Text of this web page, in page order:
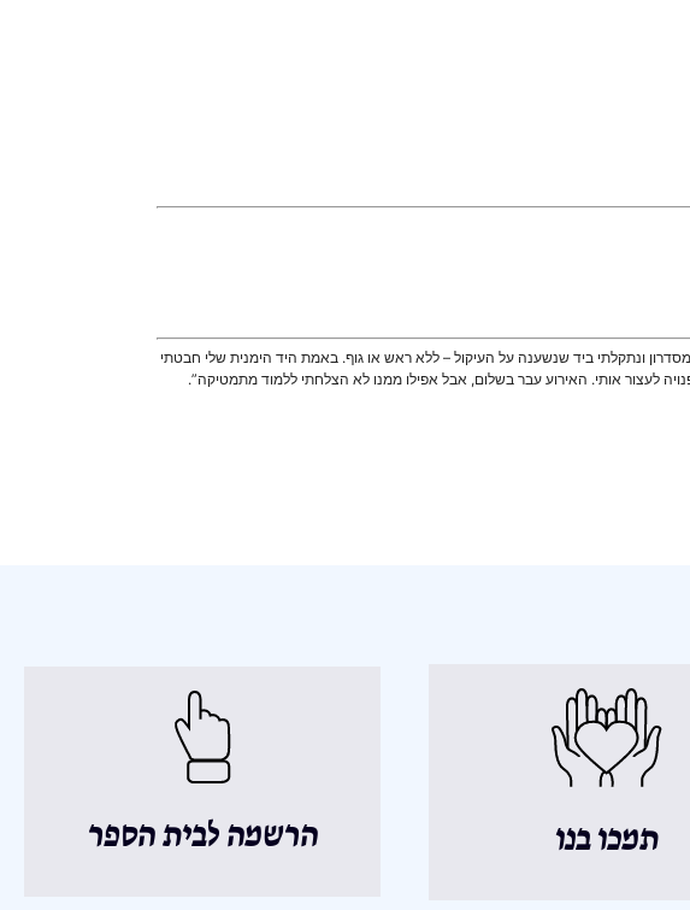
ונתקלתי ביד שנשענה על העיקול – ללא ראש או גוף. באמת היד הימנית שלי חבטתי
לעצור אותי. האירוע עבר בשלום, אבל אפילו ממנו לא הצלחתי ללמוד מתמטיקה”.
תמכו בנו הרשמה לבית הספר